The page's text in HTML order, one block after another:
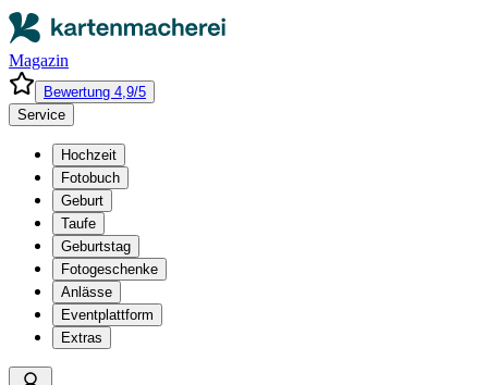
Magazin
Bewertung 4,9/5
Service
Hochzeit
Fotobuch
Geburt
Taufe
Geburtstag
Fotogeschenke
Anlässe
Eventplattform
Extras